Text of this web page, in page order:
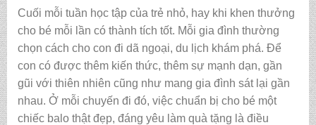
Cuối mỗi tuần học tập của trẻ nhỏ, hay khi khen thưởng
cho bé mỗi lần có thành tích tốt. Mỗi gia đình thường
chọn cách cho con đi dã ngoại, du lịch khám phá. Để
con có được thêm kiến thức, thêm sự mạnh dạn, gần
gũi với thiên nhiên cũng như mang gia đình sát lại gần
nhau. Ở mỗi chuyến đi đó, việc chuẩn bị cho bé một
chiếc balo thật đẹp, đáng yêu làm quà tặng là điều